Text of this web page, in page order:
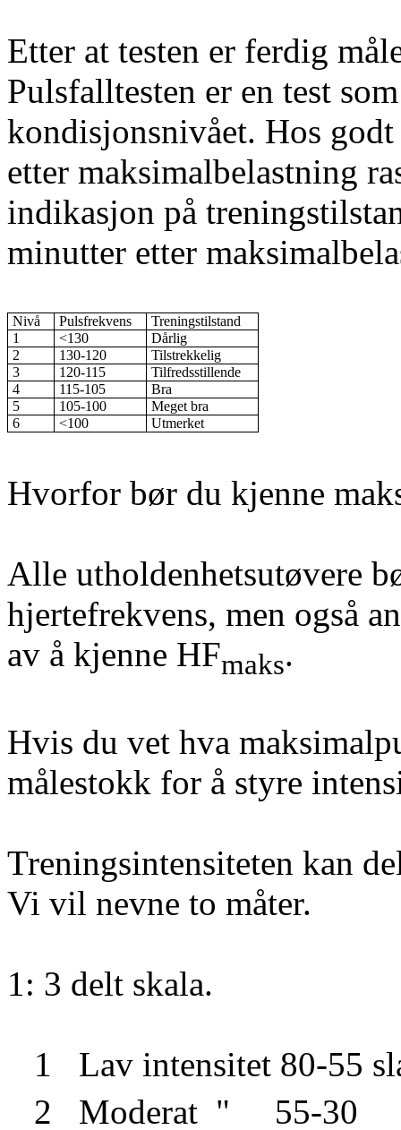
Etter at testen er ferdig
Pulsfalltesten er en test
kondisjonsnivået. Hos
etter maksimalbelastning
indikasjon på
minutter etter
Nivå Pulsfrekvens
Treningstilstand
1
<130
Dårlig
2
130-120
Tilstrekkelig
3
120-115
Tilfredsstillende
4
115-105
Bra
5
105-100
Meget bra
6
<100 Utmerket
Hvorfor bør du kjenne
Alle utholdenhetsutøvere
hjertefrekvens, men også
av å kjenne HFmaks.
Hvis du vet hva
målestokk for å styre
Treningsintensiteten kan
Vi vil nevne to måter.
1: 3 delt skala.
1
Lav intensitet 80-55
2
Moderat " 55-30